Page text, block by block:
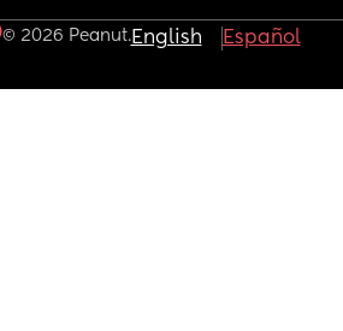
© 2026 Peanut.English Español